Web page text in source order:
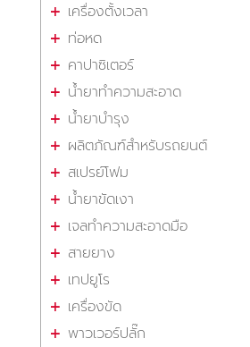
เครื่องตั้งเวลา
ท่อหด
คาปาซิเตอร์
น้ำยาทำความสะอาด
น้ำยาบำรุง
ผลิตภัณฑ์สำหรับรถยนต์
สเปรย์โฟม
น้ำยาขัดเงา
เจลทำความสะอาดมือ
สายยาง
เทปยูโร
เครื่องขัด
พาวเวอร์ปลั๊ก